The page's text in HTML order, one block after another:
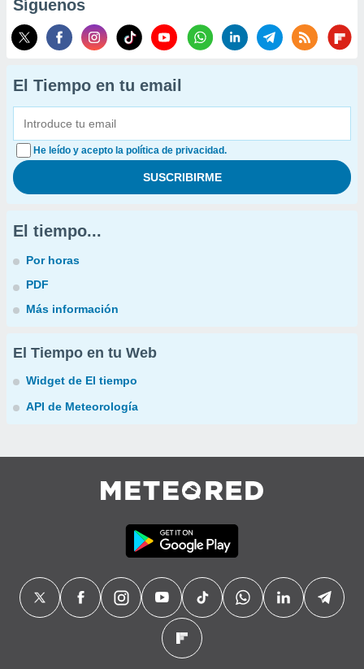
Síguenos
El Tiempo en tu email
He leído y acepto la política de privacidad.
El tiempo...
Por horas
PDF
Más información
El Tiempo en tu Web
Widget de El tiempo
API de Meteorología